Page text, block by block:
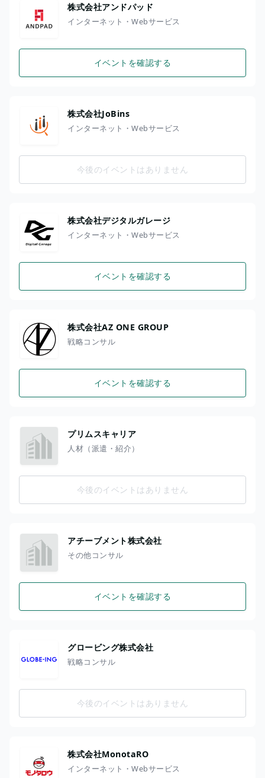
株式会社アンドパッド
インターネット・Webサービス
イベントを確認する
株式会社JoBins
インターネット・Webサービス
今後のイベントはありません
株式会社デジタルガレージ
インターネット・Webサービス
イベントを確認する
株式会社AZ ONE GROUP
戦略コンサル
イベントを確認する
プリムスキャリア
人材（派遣・紹介）
今後のイベントはありません
アチーブメント株式会社
その他コンサル
イベントを確認する
グロービング株式会社
戦略コンサル
今後のイベントはありません
株式会社MonotaRO
インターネット・Webサービス